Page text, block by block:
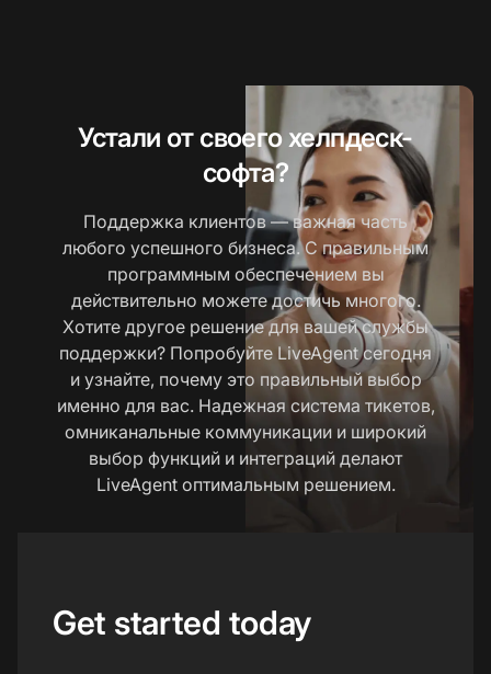
Устали от своего хелпдеск-
софта?
Поддержка клиентов — важная часть
любого успешного бизнеса. С правильным
программным обеспечением вы
действительно можете достичь многого.
Хотите другое решение для вашей службы
поддержки? Попробуйте LiveAgent сегодня
и узнайте, почему это правильный выбор
именно для вас. Надежная система тикетов,
омниканальные коммуникации и широкий
выбор функций и интеграций делают
LiveAgent оптимальным решением.
Get started today